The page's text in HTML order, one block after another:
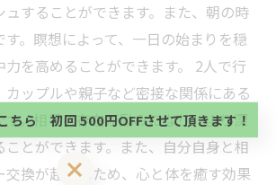
ュすることができます。また、朝の時
。瞑想によって、一日の始まりを穏
を高めることができます。 2人で行
カップルや親子など密接な関係にある
す。相手の存在が励みになり、より深
ことができます。また、自分自身と相
交換が起こるため、心と体を癒す効果
LINE@にお友達登録頂いたお客様は
させて頂きます。 既に 追加済の
お手数ですが、✖印でお閉じ下さ
ちら 初回 500円OFFさせて頂きます！
LINE@にお友達登録頂いたお客様は
させて頂きます。 既に 追加済の
お手数ですが、✖印でお閉じ下さ
ちら 初回 500円OFFさせて頂きます！